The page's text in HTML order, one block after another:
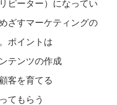
ピーター）になってい
ざすマーケティングの
ポイントは
テンツの作成
客を育てる
てもらう